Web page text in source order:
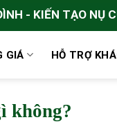
- KIẾN TẠO NỤ
GIÁ HỖ TRỢ
không?